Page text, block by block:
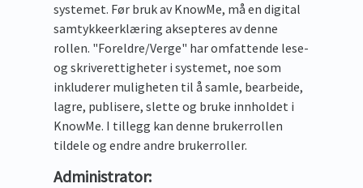
systemet. Før bruk av KnowMe, må en digital
samtykkeerklæring aksepteres av denne
rollen. "Foreldre/Verge" har omfattende lese-
og skriverettigheter i systemet, noe som
inkluderer muligheten til å samle, bearbeide,
lagre, publisere, slette og bruke innholdet i
KnowMe. I tillegg kan denne brukerrollen
tildele og endre andre brukerroller.
Administrator: